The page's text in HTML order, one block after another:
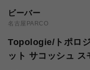
ビーバー
名古屋PARCO
Topologie/トポロ
ット サコッシュ ス